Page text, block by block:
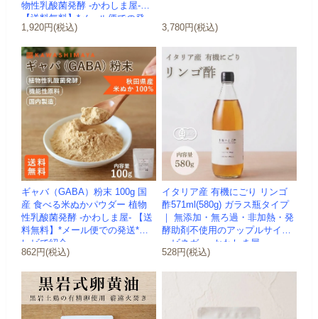
物性乳酸菌発酵 -かわしま屋-
【送料無料】*メール便での発
送...
1,920円(税込) 3,780円(税込)
ギャバ（GABA）粉末 100g 国
産 食べる米ぬかパウダー 植物
性乳酸菌発酵 -かわしま屋- 【送
料無料】*メール便での発送*テ
レビで紹介
862円(税込)
イタリア産 有機にごり リンゴ
酢571ml(580g) ガラス瓶タイプ
｜ 無添加・無ろ過・非加熱・発
酵助剤不使用のアップルサイダ
ービネガー -かわしま屋-
528円(税込)